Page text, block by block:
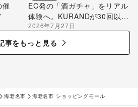
催
EC発の「酒ガチャ」をリアル
体験へ。KURANDが30回以上
のポップアップ出店で届け
る“新しいお酒との出会い”
2026年7月27日
事をもっと見る
海老名市 海老名市 ショッピングモール